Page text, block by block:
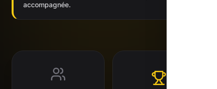
accompagnée.